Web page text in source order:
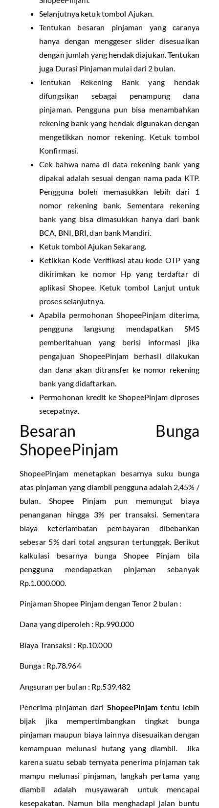
Selanjutnya ketuk tombol Ajukan.
Tentukan besaran pinjaman yang caranya
hanya dengan menggeser slider disesuaikan
dengan jumlah yang hendak diajukan. Tentukan
juga Durasi Pinjaman mulai dari 2 bulan.
Tentukan Rekening Bank yang hendak
difungsikan sebagai penampung dana
pinjaman. Pengguna pun bisa menambahkan
rekening bank yang hendak digunakan dengan
mengetikkan nomor rekening. Ketuk tombol
Konfirmasi.
Cek bahwa nama di data rekening bank yang
dipakai adalah sesuai dengan nama pada KTP.
Pengguna boleh memasukkan lebih dari 1
nomor rekening bank. Sementara rekening
bank yang bisa dimasukkan hanya dari bank
BCA, BNI, BRI, dan bank Mandiri.
Ketuk tombol Ajukan Sekarang.
Ketikkan Kode Verifikasi atau kode OTP yang
dikirimkan ke nomor Hp yang terdaftar di
aplikasi Shopee. Ketuk tombol Lanjut untuk
proses selanjutnya.
Apabila permohonan ShopeePinjam diterima,
pengguna langsung mendapatkan SMS
pemberitahuan yang berisi informasi jika
pengajuan ShopeePinjam berhasil dilakukan
dan dana akan ditransfer ke nomor rekening
bank yang didaftarkan.
Permohonan kredit ke ShopeePinjam diproses
secepatnya.
Besaran Bunga
ShopeePinjam
ShopeePinjam menetapkan besarnya suku bunga
atas pinjaman yang diambil pengguna adalah 2,45% /
bulan. Shopee Pinjam pun memungut biaya
penanganan hingga 3% per transaksi. Sementara
biaya keterlambatan pembayaran dibebankan
sebesar 5% dari total angsuran tertunggak. Berikut
kalkulasi besarnya bunga Shopee Pinjam bila
pengguna mendapatkan pinjaman sebanyak
Rp.1.000.000.
Pinjaman Shopee Pinjam dengan Tenor 2 bulan :
Dana yang diperoleh : Rp.990.000
Biaya Transaksi : Rp.10.000
Bunga : Rp.78.964
Angsuran per bulan : Rp.539.482
Penerima pinjaman dari ShopeePinjamtentu lebih
bijak jika mempertimbangkan tingkat bunga
pinjaman maupun biaya lainnya disesuaikan dengan
kemampuan melunasi hutang yang diambil. Jika
karena suatu sebab ternyata penerima pinjaman tak
mampu melunasi pinjaman, langkah pertama yang
diambil adalah musyawarah untuk mencapai
kesepakatan. Namun bila menghadapi jalan buntu